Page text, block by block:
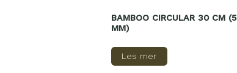
BAMBOO CIRCULAR 30 CM (5
MM)
Les mer